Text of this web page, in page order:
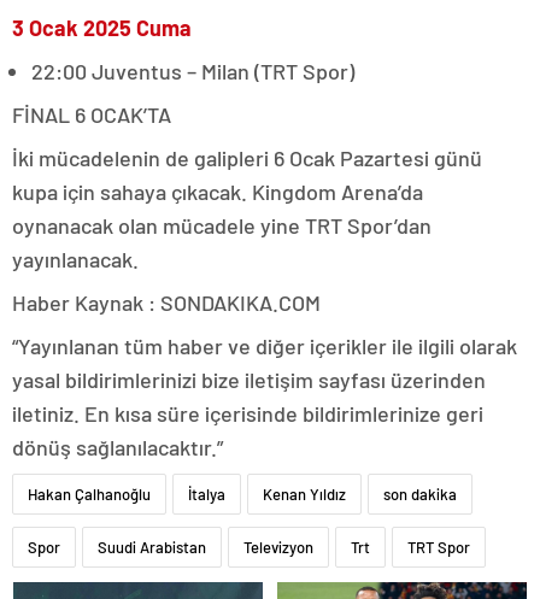
3 Ocak 2025 Cuma
22:00 Juventus – Milan (TRT Spor)
FİNAL 6 OCAK’TA
İki mücadelenin de galipleri 6 Ocak Pazartesi günü
kupa için sahaya çıkacak. Kingdom Arena’da
oynanacak olan mücadele yine TRT Spor’dan
yayınlanacak.
Haber Kaynak : SONDAKIKA.COM
“Yayınlanan tüm haber ve diğer içerikler ile ilgili olarak
yasal bildirimlerinizi bize iletişim sayfası üzerinden
iletiniz. En kısa süre içerisinde bildirimlerinize geri
dönüş sağlanılacaktır.”
Hakan Çalhanoğlu İtalya Kenan Yıldız son dakika
Spor Suudi Arabistan Televizyon Trt TRT Spor